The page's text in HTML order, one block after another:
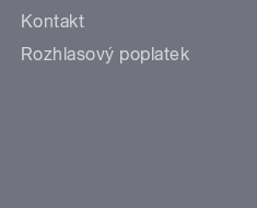
Kontakt
Rozhlasový poplatek